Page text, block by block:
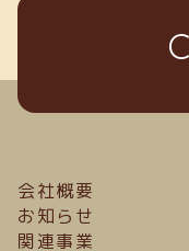
会社概要
お知らせ
関連事業